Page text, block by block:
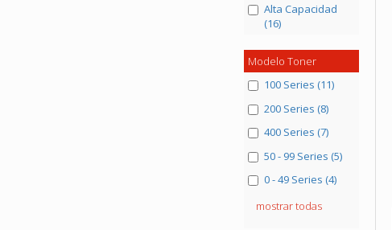
Alta Capacidad
(16)
Modelo Toner
100 Series (11)
200 Series (8)
400 Series (7)
50 - 99 Series (5)
0 - 49 Series (4)
mostrar todas